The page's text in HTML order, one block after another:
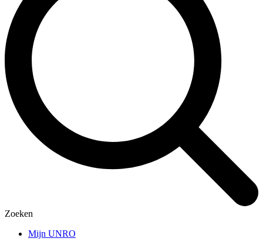
Zoeken
Mijn UNRO